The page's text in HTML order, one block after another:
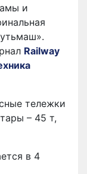
и
Railway
тележки
– 45 т,
в 4